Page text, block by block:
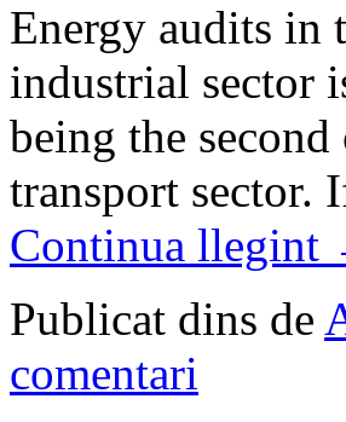
Energy audits in
industrial sector
being the
transport
Continua llegint
Publicat dins de
comentari